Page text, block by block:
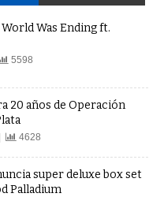
World Was Ending ft.
5598
20 años de Operación
4628
super deluxe box set
Palladium